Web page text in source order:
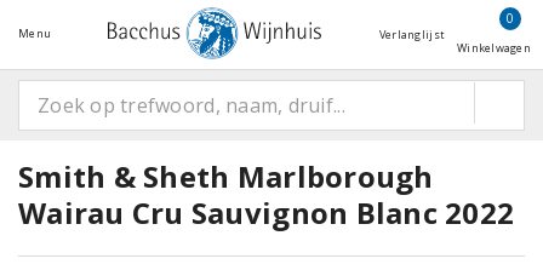
Menu Verlanglijst
0
Winkelwagen
Smith & Sheth Marlborough
Wairau Cru Sauvignon Blanc 2022